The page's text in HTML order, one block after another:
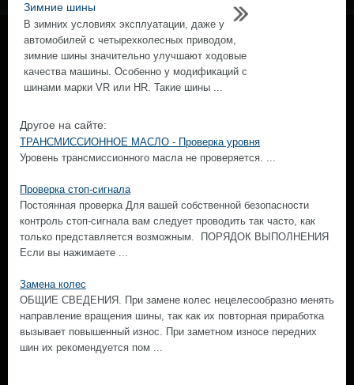
Зимние шины
В зимних условиях эксплуатации, даже у
автомобилей с четырехколесных приводом,
зимние шины значительно улучшают ходовые
качества машины. Особенно у модификаций с
шинами марки VR или HR. Такие шины ...
Другое на сайте:
ТРАНСМИССИОННОЕ МАСЛО - Проверка уровня
Уровень трансмиссионного масла не проверяется. ...
Проверка стоп-сигнала
Постоянная проверка Для вашей собственной безопасности
контроль стоп-сигнала вам следует проводить так часто, как
только представляется возможным. ПОРЯДОК ВЫПОЛНЕНИЯ
Если вы нажимаете ...
Замена колес
ОБЩИЕ СВЕДЕНИЯ. При замене колес нецелесообразно менять
направление вращения шины, так как их повторная приработка
вызывает повышенный износ. При заметном износе передних
шин их рекомендуется пом ...